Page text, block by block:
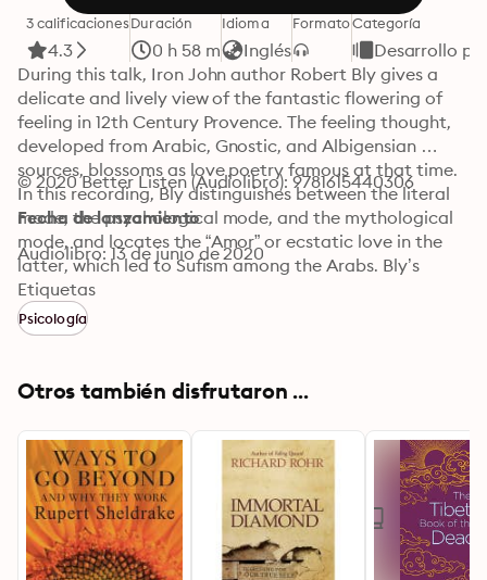
3 calificaciones
4.3
Duración
0 h 58 m
Idioma
Inglés
FormatoCategoría
Desarrollo
During this talk, Iron John author Robert Bly gives a
delicate and lively view of the fantastic flowering of
feeling in 12th Century Provence. The feeling thought,
developed from Arabic, Gnostic, and Albigensian
sources, blossoms as love poetry famous at that time.
In this recording, Bly distinguishes between the literal
mode, the psychological mode, and the mythological
mode, and locates the “Amor” or ecstatic love in the
latter, which led to Sufism among the Arabs. Bly’s
recitation of Provencal poetry brings to awareness the
terrible loss we suffered when these traditions were
uprooted and destroyed.
© 2020 Better Listen (Audiolibro): 9781615440306
Fecha de lanzamiento
Audiolibro: 13 de junio de 2020
Etiquetas
Psicología
Otros también disfrutaron ...